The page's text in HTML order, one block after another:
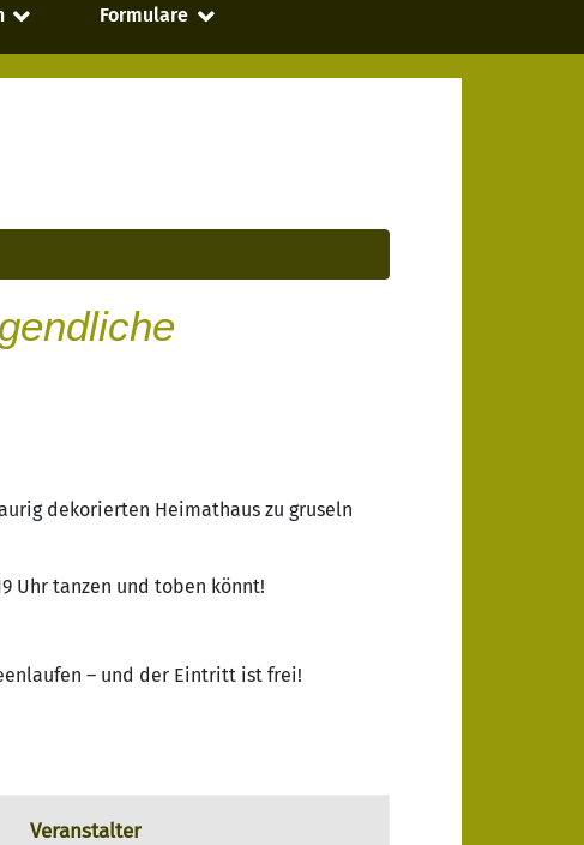
Formulare
dekorierten Heimathaus zu gruseln
Uhr tanzen und toben könnt!
– und der Eintritt ist frei!
Veranstalter